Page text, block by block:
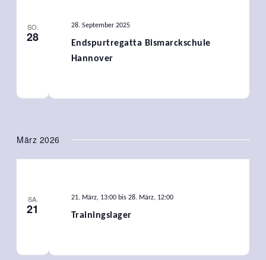
SO.
28
Endspurtregatta Bismarckschule
Hannover
28. September 2025
März 2026
SA.
21 Trainingslager
21. März, 13:00bis 28. März, 12:00